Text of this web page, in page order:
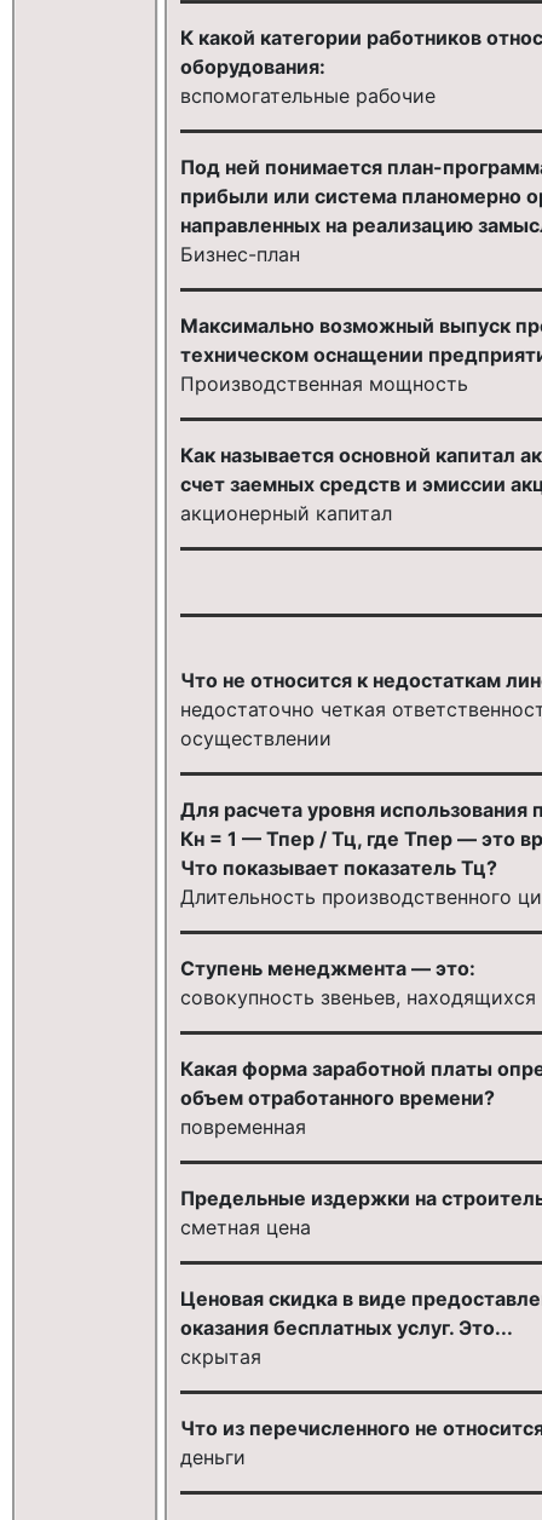
К какой категории работников
оборудования:
вспомогательные рабочие
Под ней понимается план-
прибыли или система планомерно
направленных на реализацию
Бизнес-план
Максимально возможный выпуск
техническом оснащении
Производственная мощность
Как называется основной капитал
счет заемных средств и эмиссии
акционерный капитал
Что не относится к недостаткам
недостаточно четкая
осуществлении
Для расчета уровня
Кн = 1 — Тпер / Тц, где Тпер — это
Что показывает показатель Тц?
Длительность производственного
Ступень менеджмента — это:
совокупность звеньев,
Какая форма заработной платы
объем отработанного времени?
повременная
Предельные издержки на
сметная цена
Ценовая скидка в виде
оказания бесплатных услуг. Это...
скрытая
Что из перечисленного не
деньги